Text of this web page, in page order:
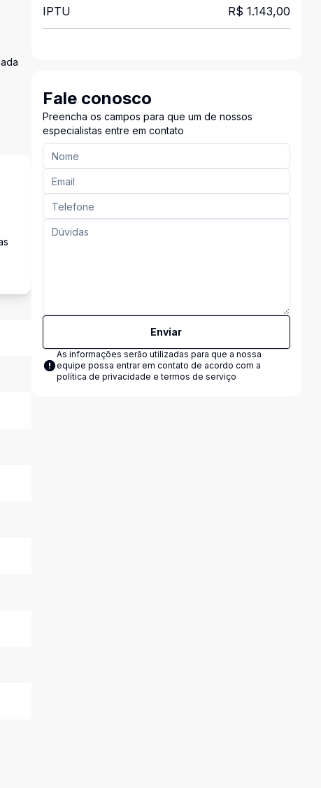
s
IPTU R$ 1.143,00
Fale conosco
Preencha os campos para que um de nossos
especialistas entre em contato
Enviar
As informações serão utilizadas para que a nossa
equipe possa entrar em contato de acordo com a
política de privacidade e termos de serviço